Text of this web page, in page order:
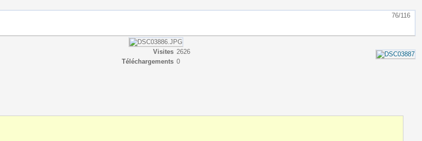
76/116
Visites 2626
Téléchargements 0